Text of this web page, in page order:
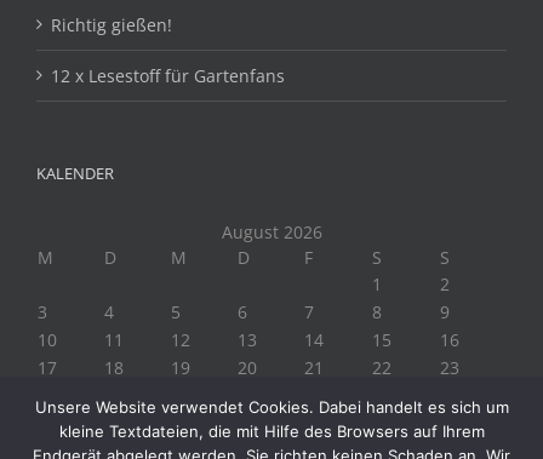
Richtig gießen!
12 x Lesestoff für Gartenfans
KALENDER
August 2026
M
D M D F S
S
1
2
3
4 5 6 7 8
9
10
11 12 13 14 15
16
17
18 19 20 21 22
23
« Juli
Unsere Website verwendet Cookies. Dabei handelt es sich um
kleine Textdateien, die mit Hilfe des Browsers auf Ihrem